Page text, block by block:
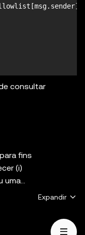
sender
consultar
fins
(i)
uma
oferta,
digitais,
Expandir